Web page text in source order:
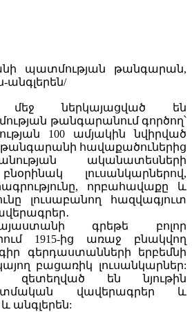
պատմության թանգարան,
անգլերեն/
մեջ ներկայացված են
թանգարանում գործող՝
100 ամյակին նվիրված
հավաքածուներից
ականատեսների
բնօրինակ լուսանկարներով,
որբահավաքը և
լուսաբանող հազվագյուտ
գրեթե բոլոր
1915-ից առաջ բնակվող
գերդաստանների երբեմնի
բացառիկ լուսանկարներ:
զետեղված են նյութին
վավերագրեր և
անգլերեն: